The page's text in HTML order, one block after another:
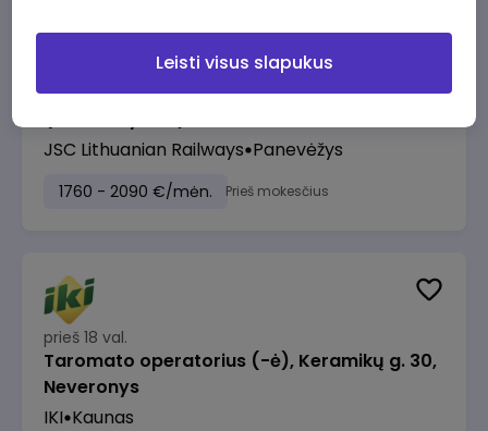
Manevrų operatorius (-ė) (Panevėžys)
JSC Lithuanian Railways Panevėžys
1760 - 2090 €/mėn. Prieš mokesčius
prieš 18 val.
Taromato operatorius (-ė), Keramikų g. 30,
Neveronys
IKI Kaunas
Leisti visus slapukus